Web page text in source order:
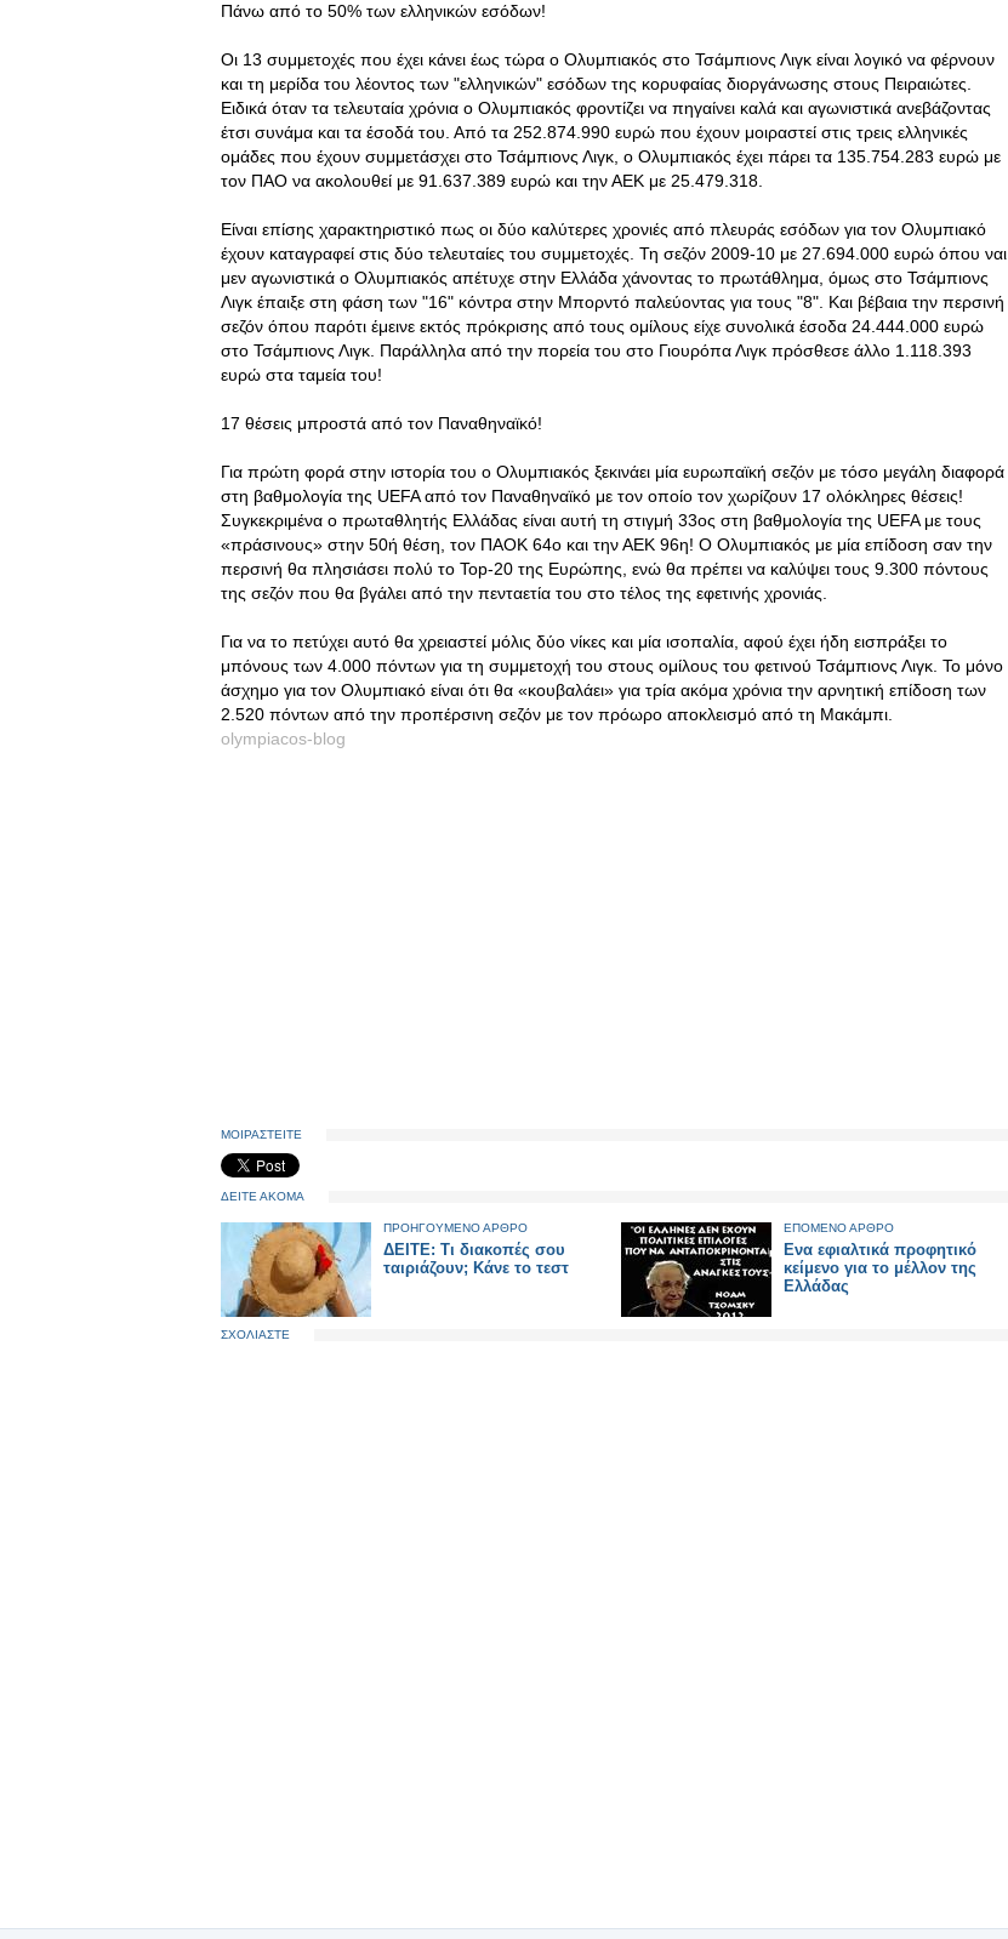
Πάνω από το 50% των ελληνικών εσόδων!
Οι 13 συμμετοχές που έχει κάνει έως τώρα ο Ολυμπιακός στο Τσάμπιονς Λιγκ είναι λογικό να φέρνουν
και τη μερίδα του λέοντος των "ελληνικών" εσόδων της κορυφαίας διοργάνωσης στους Πειραιώτες.
Ειδικά όταν τα τελευταία χρόνια ο Ολυμπιακός φροντίζει να πηγαίνει καλά και αγωνιστικά ανεβάζοντας
έτσι συνάμα και τα έσοδά του. Από τα 252.874.990 ευρώ που έχουν μοιραστεί στις τρεις ελληνικές
ομάδες που έχουν συμμετάσχει στο Τσάμπιονς Λιγκ, ο Ολυμπιακός έχει πάρει τα 135.754.283 ευρώ με
τον ΠΑΟ να ακολουθεί με 91.637.389 ευρώ και την ΑΕΚ με 25.479.318.
Είναι επίσης χαρακτηριστικό πως οι δύο καλύτερες χρονιές από πλευράς εσόδων για τον Ολυμπιακό
έχουν καταγραφεί στις δύο τελευταίες του συμμετοχές. Τη σεζόν 2009-10 με 27.694.000 ευρώ όπου ναι
μεν αγωνιστικά ο Ολυμπιακός απέτυχε στην Ελλάδα χάνοντας το πρωτάθλημα, όμως στο Τσάμπιονς
Λιγκ έπαιξε στη φάση των "16" κόντρα στην Μπορντό παλεύοντας για τους "8". Και βέβαια την περσινή
σεζόν όπου παρότι έμεινε εκτός πρόκρισης από τους ομίλους είχε συνολικά έσοδα 24.444.000 ευρώ
στο Τσάμπιονς Λιγκ. Παράλληλα από την πορεία του στο Γιουρόπα Λιγκ πρόσθεσε άλλο 1.118.393
ευρώ στα ταμεία του!
17 θέσεις μπροστά από τον Παναθηναϊκό!
Για πρώτη φορά στην ιστορία του ο Ολυμπιακός ξεκινάει μία ευρωπαϊκή σεζόν με τόσο μεγάλη διαφορά
στη βαθμολογία της UEFA από τον Παναθηναϊκό με τον οποίο τον χωρίζουν 17 ολόκληρες θέσεις!
Συγκεκριμένα ο πρωταθλητής Ελλάδας είναι αυτή τη στιγμή 33ος στη βαθμολογία της UEFA με τους
«πράσινους» στην 50ή θέση, τον ΠΑΟΚ 64ο και την ΑΕΚ 96η! Ο Ολυμπιακός με μία επίδοση σαν την
περσινή θα πλησιάσει πολύ το Top-20 της Ευρώπης, ενώ θα πρέπει να καλύψει τους 9.300 πόντους
της σεζόν που θα βγάλει από την πενταετία του στο τέλος της εφετινής χρονιάς.
Για να το πετύχει αυτό θα χρειαστεί μόλις δύο νίκες και μία ισοπαλία, αφού έχει ήδη εισπράξει το
μπόνους των 4.000 πόντων για τη συμμετοχή του στους ομίλους του φετινού Τσάμπιονς Λιγκ. Το μόνο
άσχημο για τον Ολυμπιακό είναι ότι θα «κουβαλάει» για τρία ακόμα χρόνια την αρνητική επίδοση των
2.520 πόντων από την προπέρσινη σεζόν με τον πρόωρο αποκλεισμό από τη Μακάμπι.
olympiacos-blog
ΜΟΙΡΑΣΤΕΙΤΕ
ΔΕΙΤΕ ΑΚΟΜΑ
ΠΡΟΗΓΟΥΜΕΝΟ ΑΡΘΡΟ
ΔΕΙΤΕ: Τι διακοπές σου
ταιριάζουν; Κάνε το τεστ
ΕΠΟΜΕΝΟ ΑΡΘΡΟ
Ενα εφιαλτικά προφητικό
κείμενο για το μέλλον της
Ελλάδας
ΣΧΟΛΙΑΣΤΕ